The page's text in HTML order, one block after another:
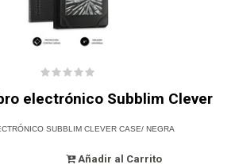
electrónico Subblim Clever
SUBBLIM CLEVER CASE/ NEGRA
Añadir al Carrito